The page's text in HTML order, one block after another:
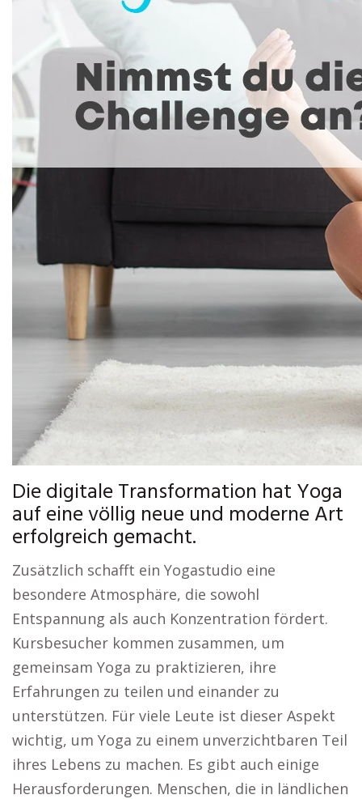
Die digitale Transformation hat Yoga
auf eine völlig neue und moderne Art
erfolgreich gemacht.
Zusätzlich schafft ein Yogastudio eine
besondere Atmosphäre, die sowohl
Entspannung als auch Konzentration fördert.
Kursbesucher kommen zusammen, um
gemeinsam Yoga zu praktizieren, ihre
Erfahrungen zu teilen und einander zu
unterstützen. Für viele Leute ist dieser Aspekt
wichtig, um Yoga zu einem unverzichtbaren Teil
ihres Lebens zu machen. Es gibt auch einige
Herausforderungen. Menschen, die in ländlichen